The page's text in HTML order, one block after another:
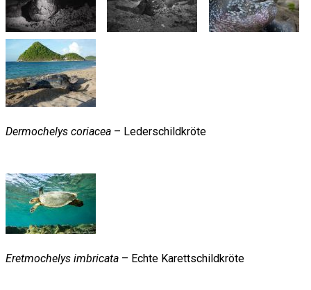
Dermochelys coriacea – Lederschildkröte
Eretmochelys imbricata – Echte Karettschildkröte